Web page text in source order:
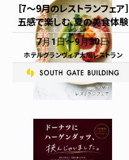
［7～9月のレストランフェア］
五感で楽しむ、夏の美食体験
7月1日 9月30日
ホテルグランヴィア大阪レストラン